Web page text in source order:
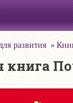
развития